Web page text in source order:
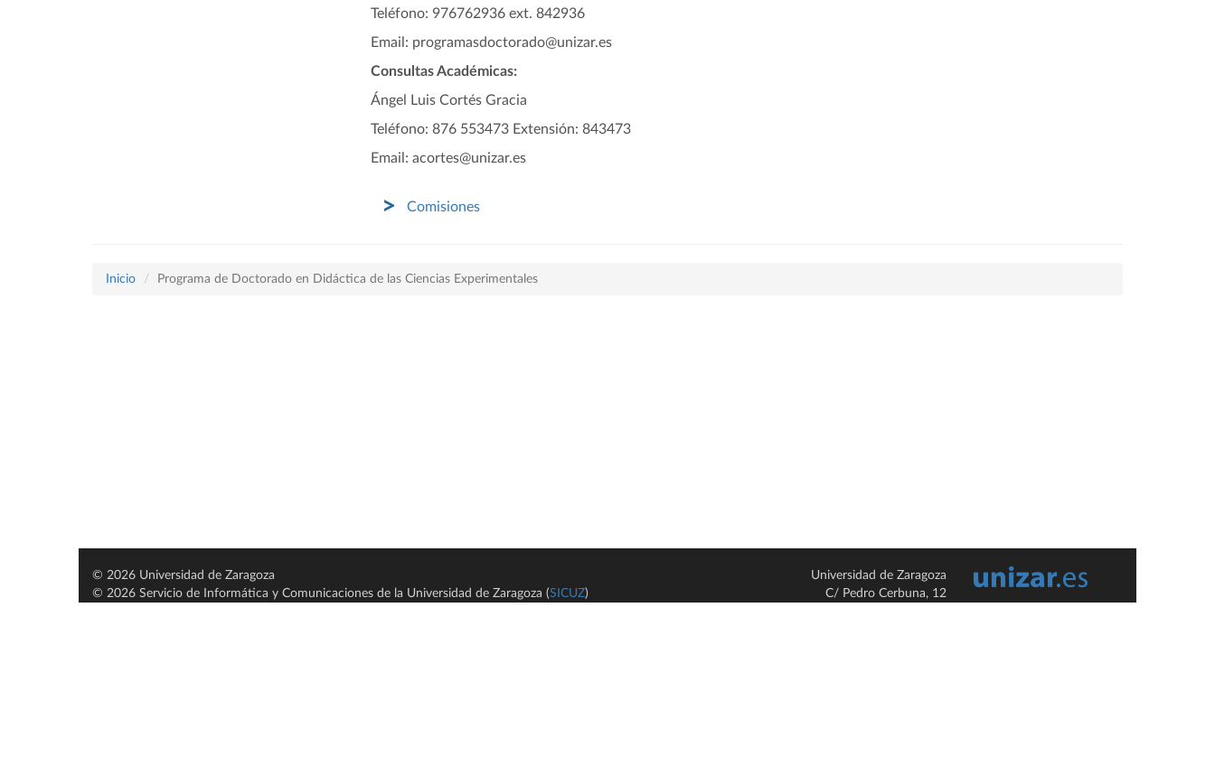
Teléfono: 976762936 ext. 842936
Email: programasdoctorado@unizar.es
Consultas Académicas:
Ángel Luis Cortés Gracia
Teléfono: 876 553473 Extensión: 843473
Email: acortes@unizar.es
Comisiones
Inicio Programa de Doctorado en Didáctica de las Ciencias Experimentales
© 2026 Universidad de Zaragoza
© 2026 Servicio de Informática y Comunicaciones de la Universidad de Zaragoza (SICUZ)
Universidad de Zaragoza
C/ Pedro Cerbuna, 12